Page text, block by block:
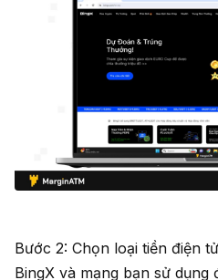
Bước 2: Chọn loại tiền điện
BingX và mạng bạn sử dụng